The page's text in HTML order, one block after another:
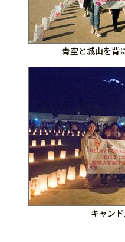
青空と城山を背
キャン